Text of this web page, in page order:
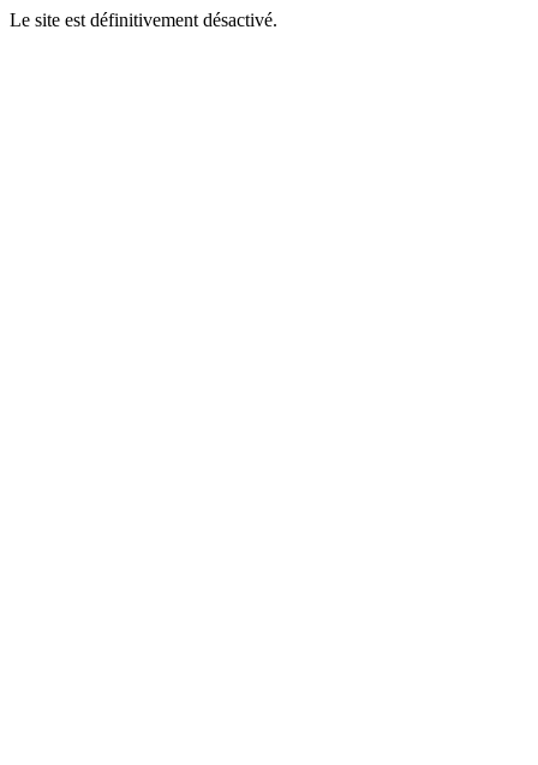
Le site est définitivement désactivé.